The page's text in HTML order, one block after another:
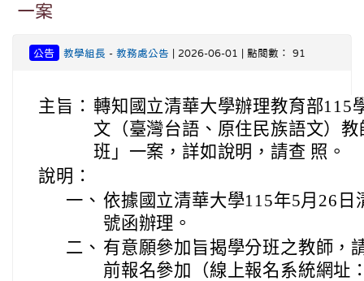
一案
公告 教學組長 - 教務處公告 | 2026-06-01 | 點閱數： 91
主旨： 轉知國立清華大學辦理教育部115
文（臺灣台語、原住民族語文）
班」一案，詳如說明，請查 照。
說明：
一、 依據國立清華大學115年5月26日
號函辦理。
二、 有意願參加旨揭學分班之教師，
前報名參加（線上報名系統網址